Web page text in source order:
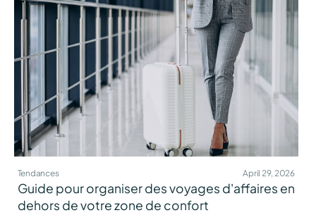
Tendances April 29, 2026
Guide pour organiser des voyages d'affaires en
dehors de votre zone de confort